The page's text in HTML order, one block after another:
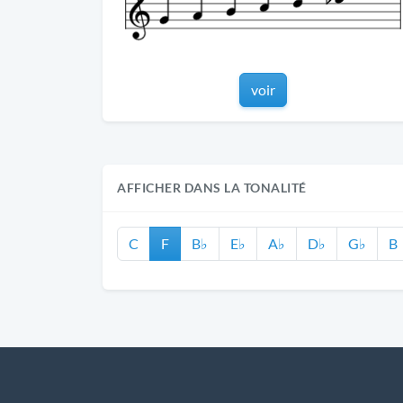
voir
AFFICHER DANS LA TONALITÉ
C F B♭ E♭ A♭ D♭ G♭ B